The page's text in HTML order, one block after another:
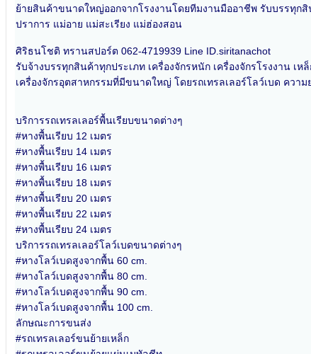
ย้ายสินค้าขนาดใหญ่ออกจากโรงงานโดยทีมงานมืออาชีพ รับบรรทุก
ปราการ แม่อาย แม่สะเรียง แม่ฮ่องสอน
ศิริธนโชติ ทรานสปอร์ต 062-4719939 Line ID.siritanachot
รับจ้างบรรทุกสินค้าทุกประเภท เครื่องจักรหนัก เครื่องจักรโรงงาน เ
เครื่องจักรอุตสาหกรรมที่มีขนาดใหญ่ โดยรถเทรลเลอร์โลว์เบด คว
บริการรถเทรลเลอร์พื้นเรียบขนาดต่างๆ
#หางพื้นเรียบ 12 เมตร
#หางพื้นเรียบ 14 เมตร
#หางพื้นเรียบ 16 เมตร
#หางพื้นเรียบ 18 เมตร
#หางพื้นเรียบ 20 เมตร
#หางพื้นเรียบ 22 เมตร
#หางพื้นเรียบ 24 เมตร
บริการรถเทรลเลอร์โลว์เบดขนาดต่างๆ
#หางโลว์เบดสูงจากพื้น 60 cm.
#หางโลว์เบดสูงจากพื้น 80 cm.
#หางโลว์เบดสูงจากพื้น 90 cm.
#หางโลว์เบดสูงจากพื้น 100 cm.
ลักษณะการขนส่ง
#รถเทรลเลอร์ขนย้ายเหล็ก